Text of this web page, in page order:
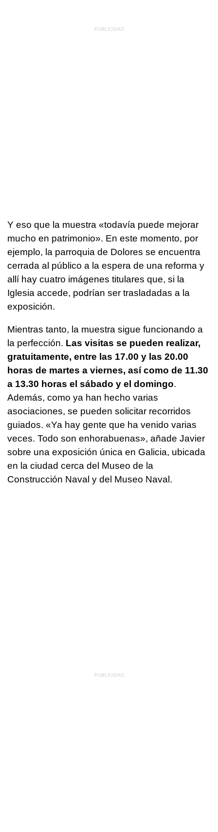
Y eso que la muestra «todavía puede mejorar
mucho en patrimonio». En este momento, por
ejemplo, la parroquia de Dolores se encuentra
cerrada al público a la espera de una reforma y
allí hay cuatro imágenes titulares que, si la
Iglesia accede, podrían ser trasladadas a la
exposición.
Mientras tanto, la muestra sigue funcionando a
la perfección. Las visitas se pueden realizar,
gratuitamente, entre las 17.00 y las 20.00
horas de martes a viernes, así como de 11.30
a 13.30 horas el sábado y el domingo.
Además, como ya han hecho varias
asociaciones, se pueden solicitar recorridos
guiados. «Ya hay gente que ha venido varias
veces. Todo son enhorabuenas», añade Javier
sobre una exposición única en Galicia, ubicada
en la ciudad cerca del Museo de la
Construcción Naval y del Museo Naval.